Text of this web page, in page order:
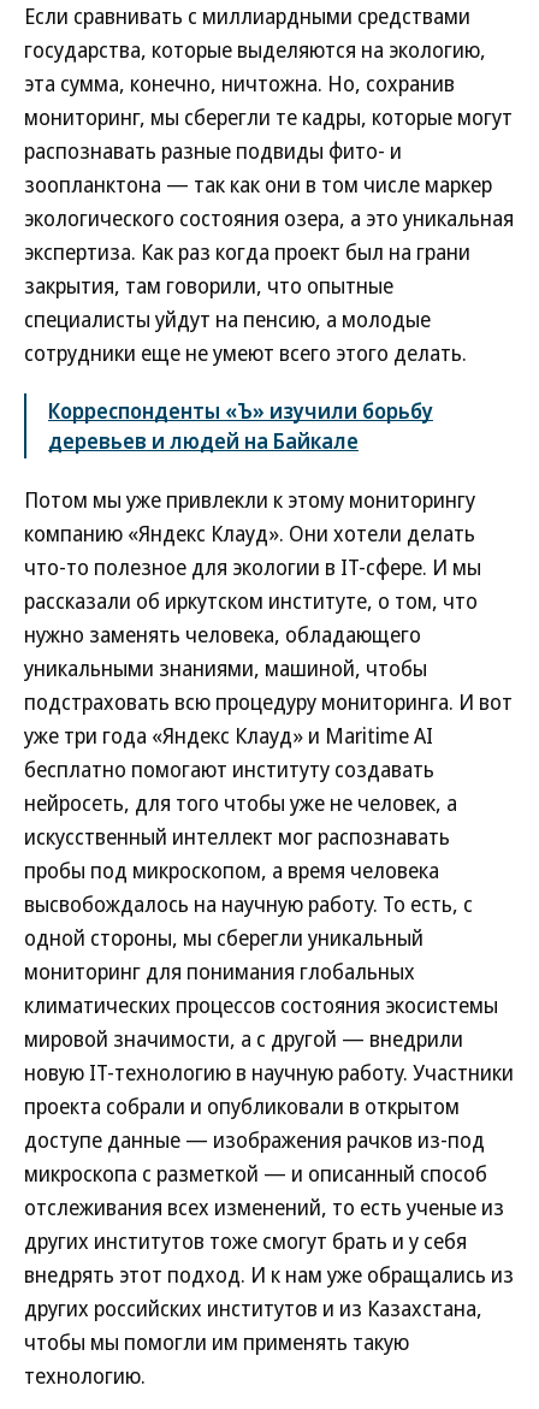
Если сравнивать с миллиардными средствами
государства, которые выделяются на экологию,
эта сумма, конечно, ничтожна. Но, сохранив
мониторинг, мы сберегли те кадры, которые могут
распознавать разные подвиды фито- и
зоопланктона — так как они в том числе маркер
экологического состояния озера, а это уникальная
экспертиза. Как раз когда проект был на грани
закрытия, там говорили, что опытные
специалисты уйдут на пенсию, а молодые
сотрудники еще не умеют всего этого делать.
Корреспонденты «Ъ» изучили борьбу
деревьев и людей на Байкале
Потом мы уже привлекли к этому мониторингу
компанию «Яндекс Клауд». Они хотели делать
что-то полезное для экологии в IT-сфере. И мы
рассказали об иркутском институте, о том, что
нужно заменять человека, обладающего
уникальными знаниями, машиной, чтобы
подстраховать всю процедуру мониторинга. И вот
уже три года «Яндекс Клауд» и Maritime AI
бесплатно помогают институту создавать
нейросеть, для того чтобы уже не человек, а
искусственный интеллект мог распознавать
пробы под микроскопом, а время человека
высвобождалось на научную работу. То есть, с
одной стороны, мы сберегли уникальный
мониторинг для понимания глобальных
климатических процессов состояния экосистемы
мировой значимости, а с другой — внедрили
новую IT-технологию в научную работу. Участники
проекта собрали и опубликовали в открытом
доступе данные — изображения рачков из-под
микроскопа с разметкой — и описанный способ
отслеживания всех изменений, то есть ученые из
других институтов тоже смогут брать и у себя
внедрять этот подход. И к нам уже обращались из
других российских институтов и из Казахстана,
чтобы мы помогли им применять такую
технологию.